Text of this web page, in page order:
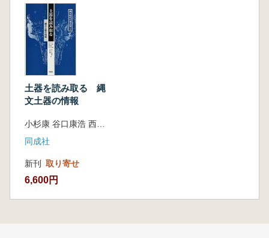
土器を読み取る 縄
文土器の情報
小杉康 谷口康浩 西田泰民 水ノ江和同 矢野健一編
同成社
新刊 取り寄せ
6,600円